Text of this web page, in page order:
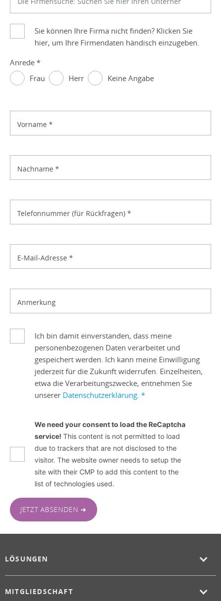
Sie können Ihre Firma nicht finden? Klicken Sie
hier, um Ihre Firmendaten händisch einzugeben.
Anrede *
Frau
Herr Keine Angabe
Vorname *
Nachname *
Telefonnummer (für Rückfragen) *
E-Mail-Adresse *
Anmerkung
Ich bin damit einverstanden, dass meine
personenbezogenen Daten verarbeitet und
gespeichert werden. Ich kann meine Einwilligung
jederzeit für die Zukunft widerrufen. Einzelheiten,
etwa die Verarbeitungszwecke, entnehmen Sie
unserer Datenschutzerklärung. *
We need your consent to load the ReCaptcha
service! This content is not permitted to load
due to trackers that are not disclosed to the
visitor. The website owner needs to setup the
site with their CMP to add this content to the
list of technologies used.
JETZT ABSENDEN ➜
LÖSUNGEN
MITGLIEDSCHAFT